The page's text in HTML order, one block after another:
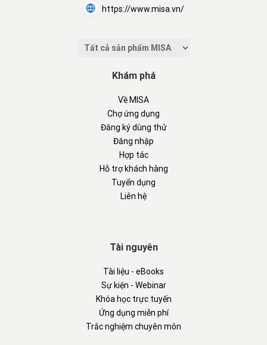
https://www.misa.vn/
Khám phá
Về MISA
Chợ ứng dụng
Đăng ký dùng thử
Đăng nhập
Hợp tác
Hỗ trợ khách hàng
Tuyển dụng
Liên hệ
Tài nguyên
Tài liệu - eBooks
Sự kiện - Webinar
Khóa học trực tuyến
Ứng dụng miễn phí
Trắc nghiệm chuyên môn